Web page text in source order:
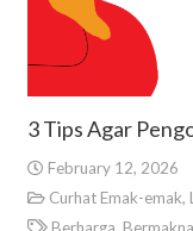
3 Tips Agar
February 12, 2026
Curhat Emak-emak,
Berharga, Bermakna